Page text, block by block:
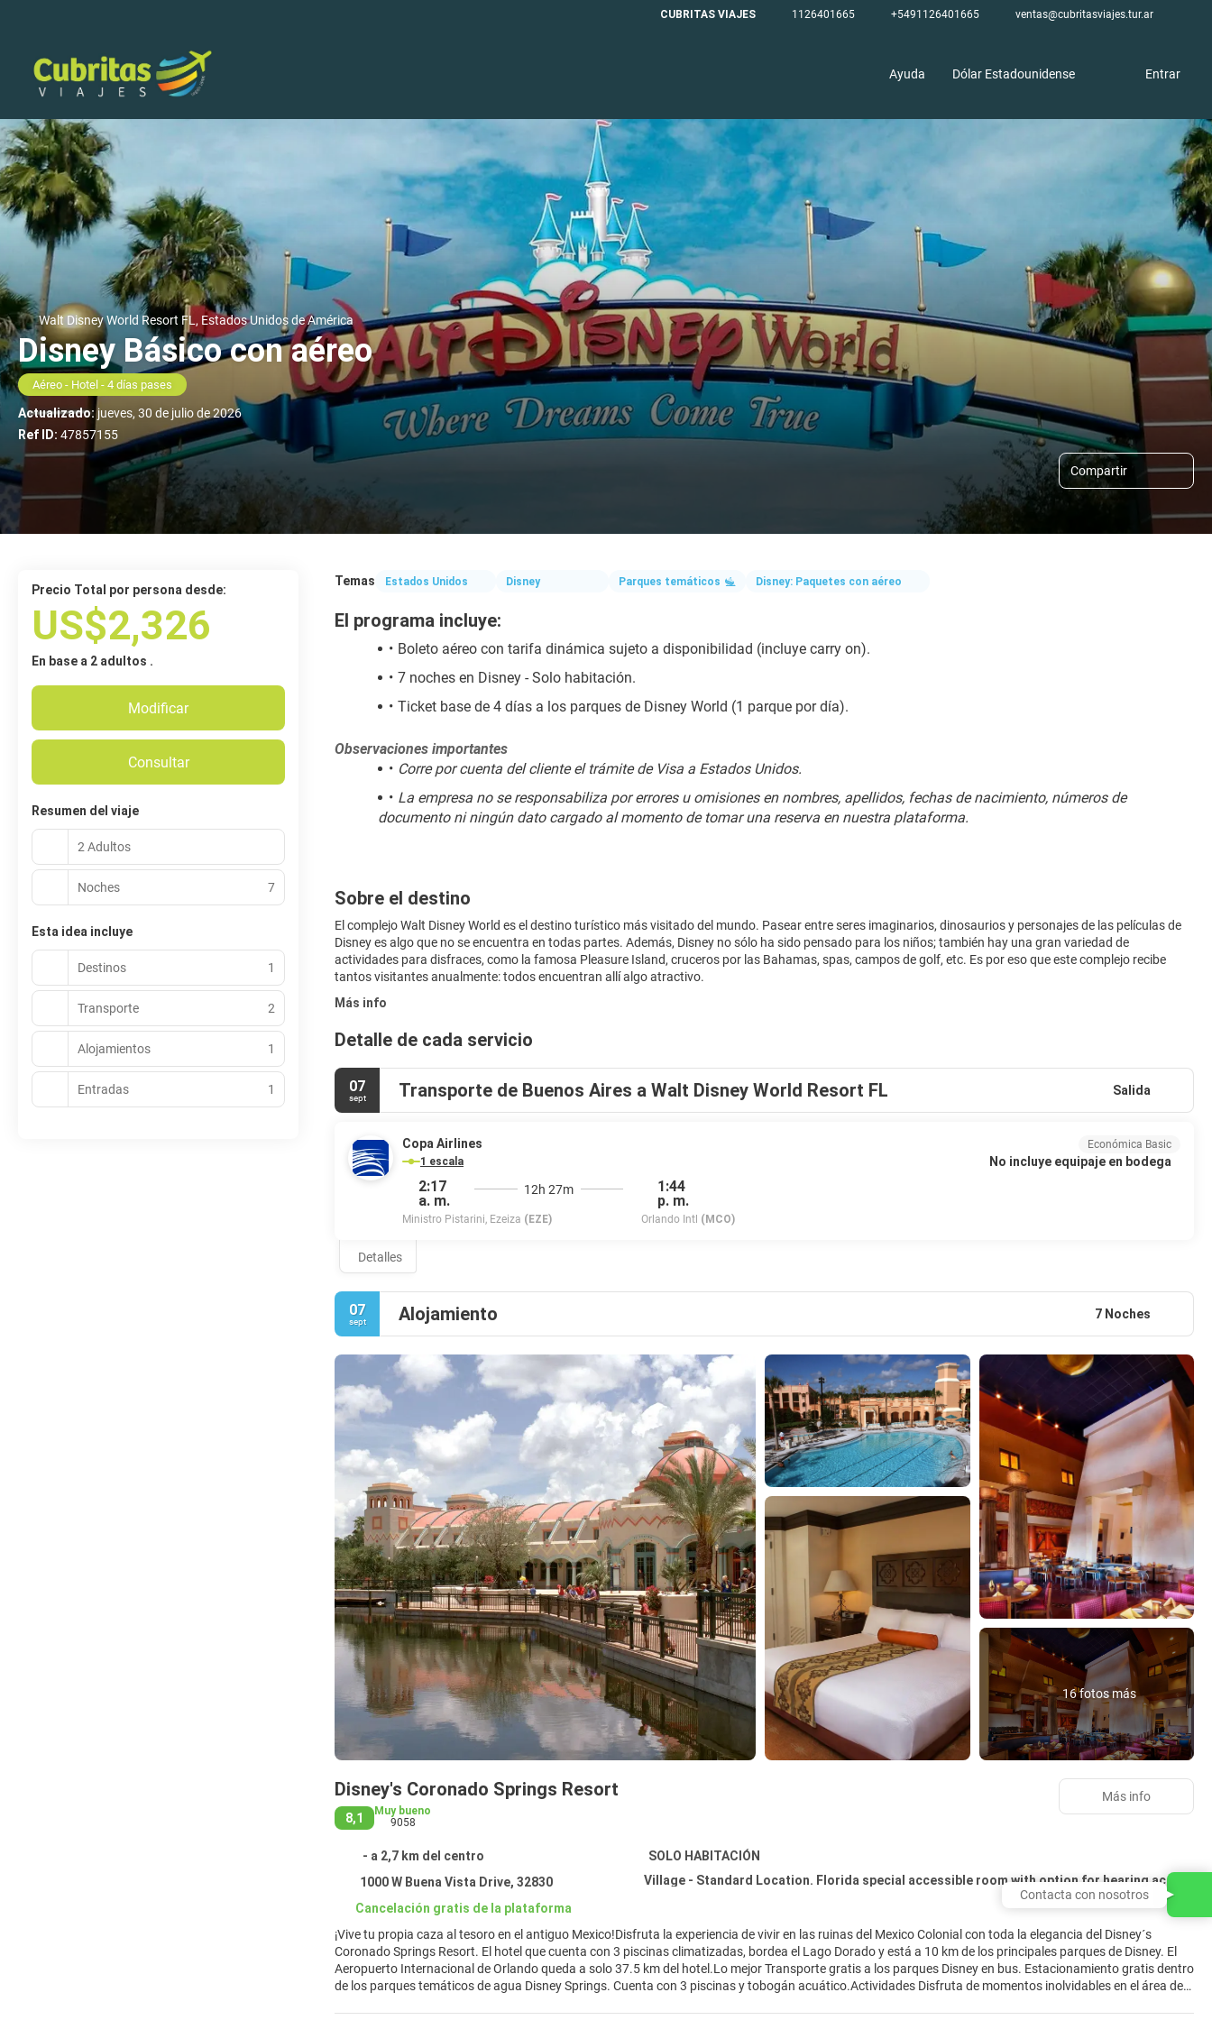
CUBRITAS VIAJES 1126401665 +5491126401665 ventas@cubritasviajes.tur.ar
Ayuda Dólar Estadounidense Entrar
Walt Disney World Resort FL, Estados Unidos de América
Disney Básico con aéreo
Aéreo - Hotel - 4 días pases
Actualizado: jueves, 30 de julio de 2026
Ref ID: 47857155
Compartir
Temas Estados Unidos Disney Parques temáticos Disney: Paquetes con aéreo
El programa incluye:
Boleto aéreo con tarifa dinámica sujeto a disponibilidad (incluye carry on).
7 noches en Disney - Solo habitación.
Ticket base de 4 días a los parques de Disney World (1 parque por día).
Observaciones importantes
Corre por cuenta del cliente el trámite de Visa a Estados Unidos.
La empresa no se responsabiliza por errores u omisiones en nombres, apellidos, fechas de nacimiento, números de
documento ni ningún dato cargado al momento de tomar una reserva en nuestra plataforma.
Sobre el destino
El complejo Walt Disney World es el destino turístico más visitado del mundo. Pasear entre seres imaginarios, dinosaurios y personajes de las películas de
Disney es algo que no se encuentra en todas partes. Además, Disney no sólo ha sido pensado para los niños; también hay una gran variedad de
actividades para disfraces, como la famosa Pleasure Island, cruceros por las Bahamas, spas, campos de golf, etc. Es por eso que este complejo recibe
tantos visitantes anualmente: todos encuentran allí algo atractivo.
Más info
Detalle de cada servicio
07
sept Transporte de Buenos Aires a Walt Disney World Resort FL Salida
Copa Airlines
1 escala
2:17
a. m.
Ministro Pistarini, Ezeiza (EZE)
12h 27m
1:44
p. m.
Orlando Intl (MCO)
Económica Basic
No incluye equipaje en bodega
Detalles
07
sept Alojamiento 7 Noches
16 fotos más
Disney's Coronado Springs Resort
8,1
Muy bueno
9058
- a 2,7 km del centro
SOLO HABITACIÓN
1000 W Buena Vista Drive, 32830
Cancelación gratis de la plataforma
¡Vive tu propia caza al tesoro en el antiguo Mexico!Disfruta la experiencia de vivir en las ruinas del Mexico Colonial con toda la elegancia del Disney´s
Coronado Springs Resort. El hotel que cuenta con 3 piscinas climatizadas, bordea el Lago Dorado y está a 10 km de los principales parques de Disney. El
Aeropuerto Internacional de Orlando queda a solo 37.5 km del hotel.Lo mejor Transporte gratis a los parques Disney en bus. Estacionamiento gratis dentro
de los parques temáticos de agua Disney Springs. Cuenta con 3 piscinas y tobogán acuático.Actividades Disfruta de momentos inolvidables en el área de
Más info
Precio Total por persona desde:
US$2,326
En base a 2 adultos .
Modificar
Consultar
Resumen del viaje
2 Adultos
Noches 7
Esta idea incluye
Destinos 1
Transporte 2
Alojamientos 1
Entradas 1
Contacta con nosotros